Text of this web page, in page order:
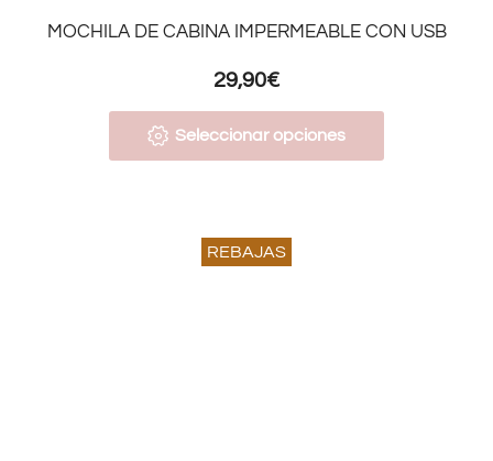
MOCHILA DE CABINA IMPERMEABLE CON USB
29,90€
Seleccionar opciones
REBAJAS